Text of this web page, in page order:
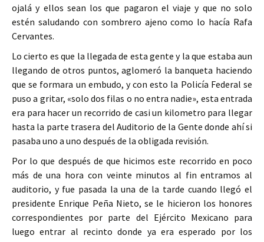
ojalá y ellos sean los que pagaron el viaje y que no solo
estén saludando con sombrero ajeno como lo hacía Rafa
Cervantes.
Lo cierto es que la llegada de esta gente y la que estaba aun
llegando de otros puntos, aglomeró la banqueta haciendo
que se formara un embudo, y con esto la Policía Federal se
puso a gritar, «solo dos filas o no entra nadie», esta entrada
era para hacer un recorrido de casi un kilometro para llegar
hasta la parte trasera del Auditorio de la Gente donde ahí si
pasaba uno a uno después de la obligada revisión.
Por lo que después de que hicimos este recorrido en poco
más de una hora con veinte minutos al fin entramos al
auditorio, y fue pasada la una de la tarde cuando llegó el
presidente Enrique Peña Nieto, se le hicieron los honores
correspondientes por parte del Ejército Mexicano para
luego entrar al recinto donde ya era esperado por los